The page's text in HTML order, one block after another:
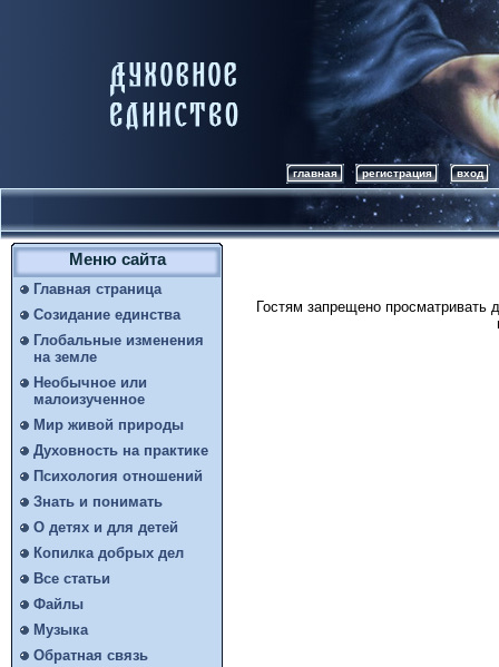
главная регистрация вход
Меню сайта
Главная страница
Созидание единства
Глобальные изменения
на земле
Необычное или
малоизученное
Мир живой природы
Духовность на практике
Психология отношений
Знать и понимать
О детях и для детей
Копилка добрых дел
Все статьи
Файлы
Музыка
Обратная связь
Гостям запрещено просматривать